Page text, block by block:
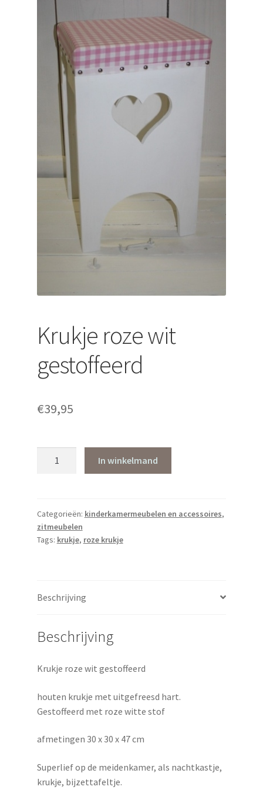
Krukje roze wit
gestoffeerd
€39,95
aantal
In winkelmand
Categorieën: kinderkamermeubelen en accessoires,
zitmeubelen
Tags: krukje, roze krukje
Beschrijving
Beschrijving
Krukje roze wit gestoffeerd
houten krukje met uitgefreesd hart.
Gestoffeerd met roze witte stof
afmetingen 30 x 30 x 47 cm
Superlief op de meidenkamer, als nachtkastje,
krukje, bijzettafeltje.